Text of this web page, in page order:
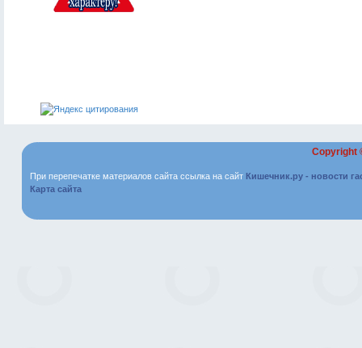
Copyright
При перепечатке материалов сайта ссылка на сайт Кишечник.ру - новости
Карта сайта